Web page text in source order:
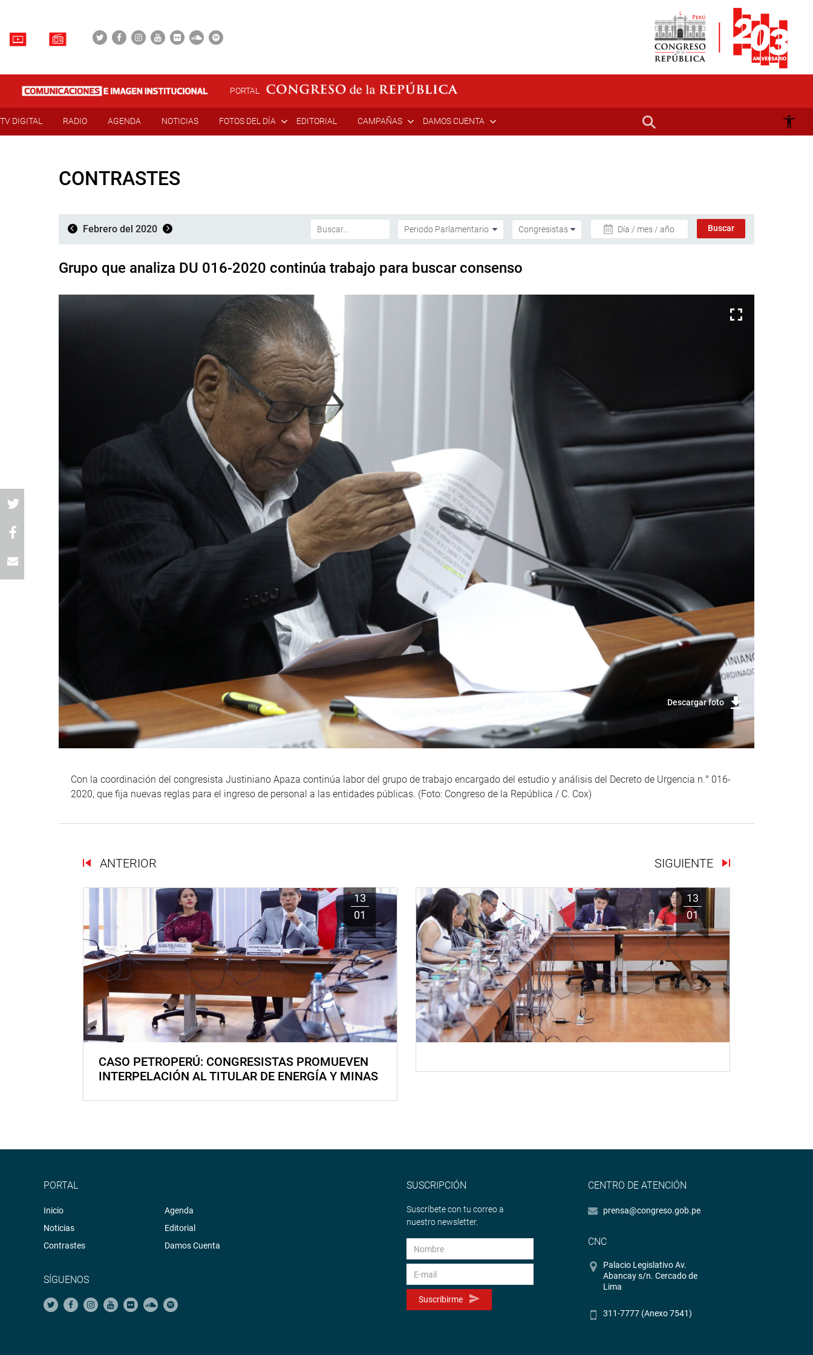
PORTAL
TV DIGITAL RADIO AGENDA NOTICIAS FOTOS DEL DÍA EDITORIAL CAMPAÑAS DAMOS CUENTA
CONTRASTES
Febrero del 2020 Día / mes / año
Grupo que analiza DU 016-2020 continúa trabajo para buscar consenso
Descargar foto
Con la coordinación del congresista Justiniano Apaza continúa labor del grupo de trabajo encargado del estudio y análisis del Decreto de Urgencia n.° 016-
2020, que fija nuevas reglas para el ingreso de personal a las entidades públicas. (Foto: Congreso de la República / C. Cox)
ANTERIOR SIGUIENTE
13
01
CASO PETROPERÚ: CONGRESISTAS PROMUEVEN
INTERPELACIÓN AL TITULAR DE ENERGÍA Y MINAS
13
01
PORTAL
Inicio
Noticias
Contrastes
Agenda
Editorial
Damos Cuenta
SÍGUENOS
SUSCRIPCIÓN
Suscríbete con tu correo a
nuestro newsletter.
Suscribirme
CENTRO DE ATENCIÓN
prensa@congreso.gob.pe
CNC
Palacio Legislativo Av.
Abancay s/n. Cercado de
Lima
311-7777 (Anexo 7541)